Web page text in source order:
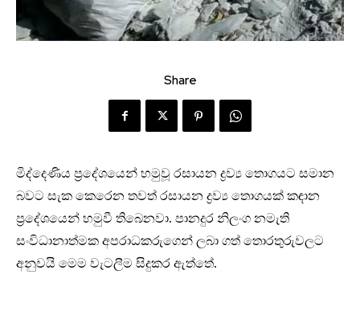
Share
මිද්දෙණිය ප්‍රදේශයෙන් හමුවූ රසායන ද්‍රව්‍ය තොගයට සමාන
බවට සැක කෙරෙන තවත් රසායන ද්‍රව්‍ය තොගයක් කඳාන
ප්‍රදේශයෙන් හමුවී තිබෙනවා. පානදුර නිලංග නමැති
සංවිධානාත්මක අපරාධකරුගෙන් ලබා ගත් තොරතුරුවලට
අනුවයි මෙම වැටලීම සිදුකර ඇත්තේ.